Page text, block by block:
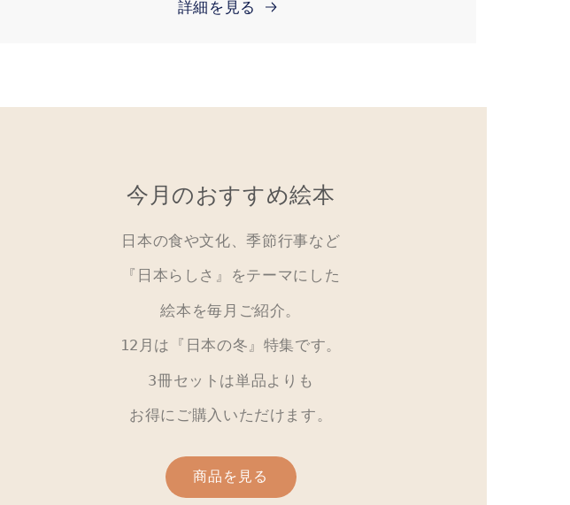
詳細を見る
今月のおすすめ絵本
日本の食や文化、季節行事など
『日本らしさ』をテーマにした
絵本を毎月ご紹介。
12月は『日本の冬』特集です。
3冊セットは単品よりも
お得にご購入いただけます。
商品を見る